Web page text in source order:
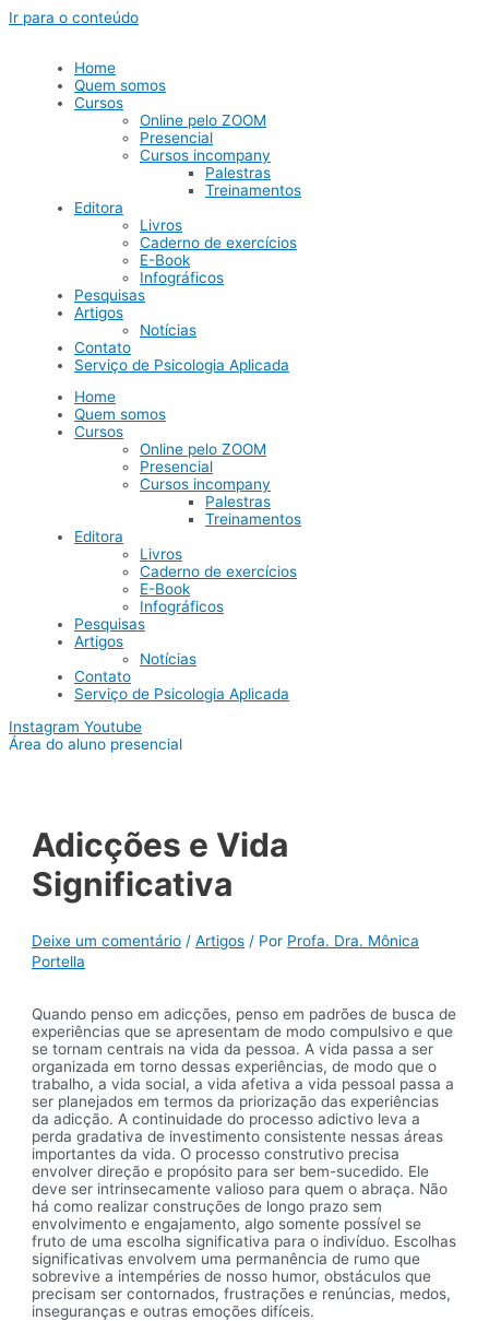
Ir para o conteúdo
Home
Quem somos
Cursos
Online pelo ZOOM
Presencial
Cursos incompany
Palestras
Treinamentos
Editora
Livros
Caderno de exercícios
E-Book
Infográficos
Pesquisas
Artigos
Notícias
Contato
Serviço de Psicologia Aplicada
Home
Quem somos
Cursos
Online pelo ZOOM
Presencial
Cursos incompany
Palestras
Treinamentos
Editora
Livros
Caderno de exercícios
E-Book
Infográficos
Pesquisas
Artigos
Notícias
Contato
Serviço de Psicologia Aplicada
Instagram Youtube
Área do aluno presencial
Adicções e Vida
Significativa
Deixe um comentário /Artigos / Por Profa. Dra. Mônica
Portella
Quando penso em adicções, penso em padrões de busca de
experiências que se apresentam de modo compulsivo e que
se tornam centrais na vida da pessoa. A vida passa a ser
organizada em torno dessas experiências, de modo que o
trabalho, a vida social, a vida afetiva a vida pessoal passa a
ser planejados em termos da priorização das experiências
da adicção. A continuidade do processo adictivo leva a
perda gradativa de investimento consistente nessas áreas
importantes da vida. O processo construtivo precisa
envolver direção e propósito para ser bem-sucedido. Ele
deve ser intrinsecamente valioso para quem o abraça. Não
há como realizar construções de longo prazo sem
envolvimento e engajamento, algo somente possível se
fruto de uma escolha significativa para o indivíduo. Escolhas
significativas envolvem uma permanência de rumo que
sobrevive a intempéries de nosso humor, obstáculos que
precisam ser contornados, frustrações e renúncias, medos,
inseguranças e outras emoções difíceis.